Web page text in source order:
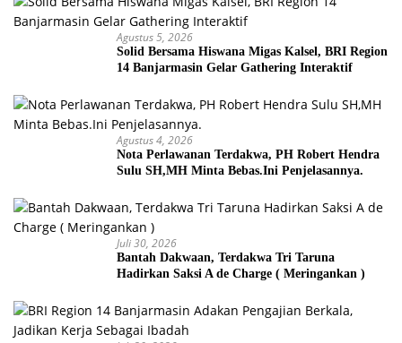
Agustus 5, 2026
Solid Bersama Hiswana Migas Kalsel, BRI Region
14 Banjarmasin Gelar Gathering Interaktif
Agustus 4, 2026
Nota Perlawanan Terdakwa, PH Robert Hendra
Sulu SH,MH Minta Bebas.Ini Penjelasannya.
Juli 30, 2026
Bantah Dakwaan, Terdakwa Tri Taruna
Hadirkan Saksi A de Charge ( Meringankan )